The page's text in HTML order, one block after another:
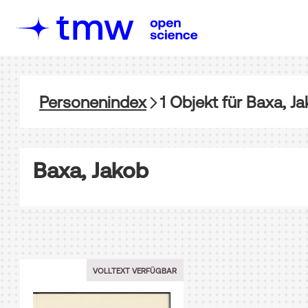
Personenindex 1 Objektfür Baxa,
Baxa, Jakob
VOLLTEXT VERFÜGBAR